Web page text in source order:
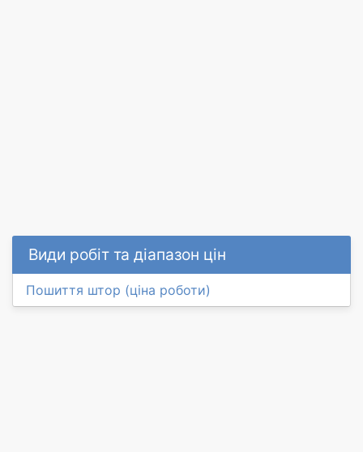
Види робіт та діапазон цін
Пошиття штор (ціна роботи)